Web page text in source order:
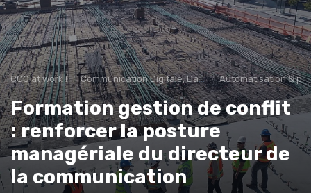
CCO at work ! Communication Digitale, Data & IA Automatisation &
Formation gestion de conflit
: renforcer la posture
managériale du directeur de
la communication